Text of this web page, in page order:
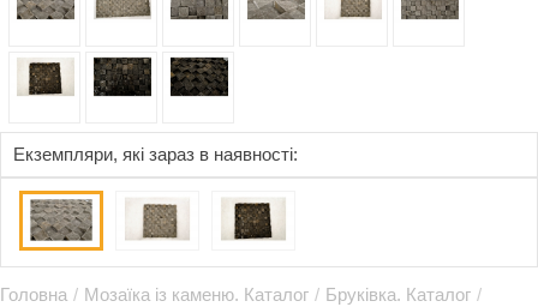
Eкземпляри, які зараз в наявності:
Головна / Мозаїка із каменю. Каталог / Бруківка. Каталог /